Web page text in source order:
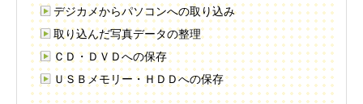
デジカメからパソコンへの取り込み
取り込んだ写真データの整理
ＣＤ・ＤＶＤへの保存
ＵＳＢメモリー・ＨＤＤへの保存